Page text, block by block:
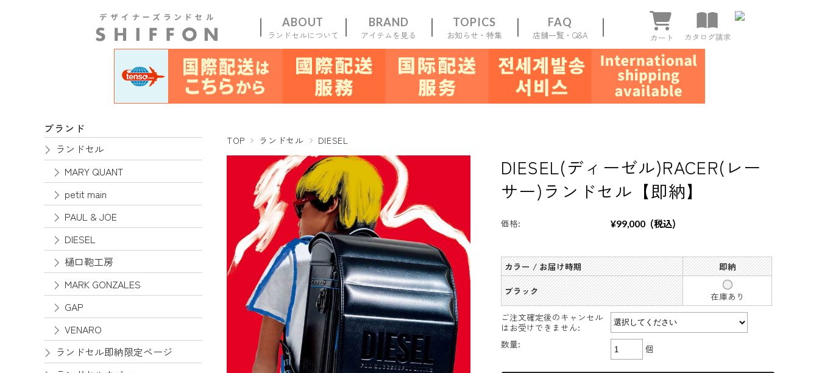
ABOUT
ランドセルについて
BRAND
アイテムを見る
TOPICS
お知らせ・特集
FAQ
店舗一覧・Q&A
商品一覧 新規会員 お気に入り マイページ
TOP ランドセル DIESEL
DIESEL(ディーゼル)RACER(レー
サー)ランドセル【即納】
価格: ¥99,000 (税込)
カラー / お届け時期
即納
ブラック
在庫あり
ご注文確定後のキャンセル
はお受けできません:
数量:
個
ブランド
ランドセル
MARY QUANT
petit main
PAUL & JOE
DIESEL
樋口鞄工房
MARK GONZALES
GAP
VENARO
ランドセル即納限定ページ